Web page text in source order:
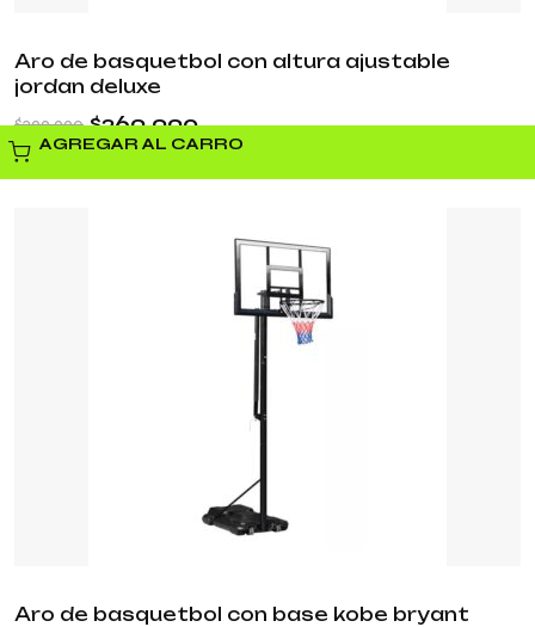
AGREGAR AL CARRO
Aro de basquetbol con altura ajustable
jordan deluxe
$399.990 $269.990
Aro de basquetbol con base kobe bryant